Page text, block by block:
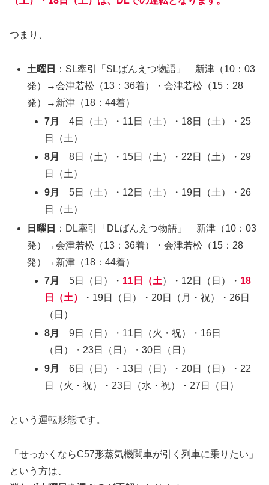
つまり、
土曜日
：SL牽引「SLばんえつ物語」 新津（10：03
発）→会津若松（13：36着）・会津若松（15：28
発）→新津（18：44着）
7月
4日（土）・11日（土）・18日（土）・25
日（土）
8月
8日（土）・15日（土）・22日（土）・29
日（土）
9月
5日（土）・12日（土）・19日（土）・26
日（土）
日曜日
：DL牽引「DLばんえつ物語」 新津（10：03
発）→会津若松（13：36着）・会津若松（15：28
発）→新津（18：44着）
7月
5日（日）・ 11日（土）・12日（日）・ 18
日（土）
・19日（日）・20日（月・祝）・26日
（日）
8月
9日（日）・11日（火・祝）・16日
（日）・23日（日）・30日（日）
9月
6日（日）・13日（日）・20日（日）・22
日（火・祝）・23日（水・祝）・27日（日）
という運転形態です。
「せっかくならC57形蒸気機関車が引く列車に乗りたい」
という方は、